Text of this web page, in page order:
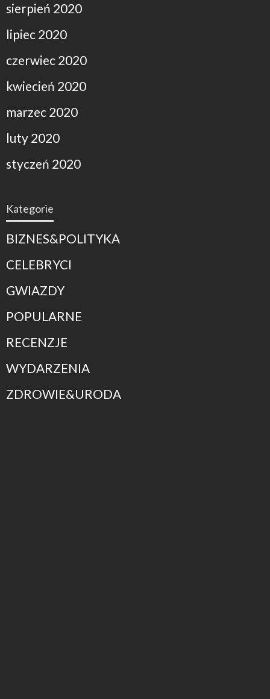
sierpień 2020
lipiec 2020
czerwiec 2020
kwiecień 2020
marzec 2020
luty 2020
styczeń 2020
Kategorie
BIZNES&POLITYKA
CELEBRYCI
GWIAZDY
POPULARNE
RECENZJE
WYDARZENIA
ZDROWIE&URODA